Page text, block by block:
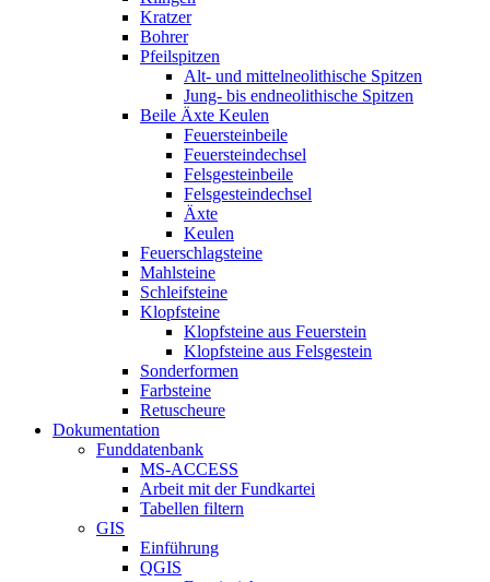
Kratzer
Bohrer
Pfeilspitzen
Alt- und mittelneolithische Spitzen
Jung- bis endneolithische Spitzen
Beile Äxte Keulen
Feuersteinbeile
Feuersteindechsel
Felsgesteinbeile
Felsgesteindechsel
Äxte
Keulen
Feuerschlagsteine
Mahlsteine
Schleifsteine
Klopfsteine
Klopfsteine aus Feuerstein
Klopfsteine aus Felsgestein
Sonderformen
Farbsteine
Retuscheure
Dokumentation
Funddatenbank
MS-ACCESS
Arbeit mit der Fundkartei
Tabellen filtern
GIS
Einführung
QGIS